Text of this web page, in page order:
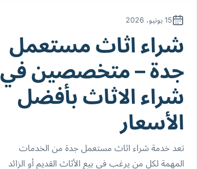
15 يونيو، 2026
شراء اثاث مستعمل
جدة – متخصصين في
شراء الاثاث بأفضل
الأسعار
تعد خدمة شراء اثاث مستعمل جدة من الخدمات
المهمة لكل من يرغب في بيع الأثاث القديم أو الزائد